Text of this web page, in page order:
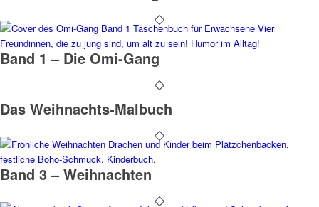
Band 1 – Die Omi-Gang
Das Weihnachts-Malbuch
Band 3 – Weihnachten